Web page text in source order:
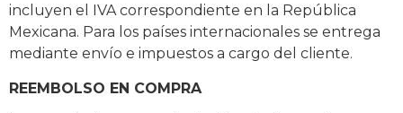
incluyen el IVA correspondiente en la República
Mexicana. Para los países internacionales se entrega
mediante envío e impuestos a cargo del cliente.
REEMBOLSO EN COMPRA